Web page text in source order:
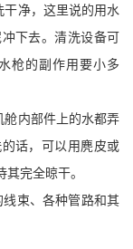
净，这里说的用水
下去。清洗设备可
枪的副作用要小多
舱内部件上的水都弄
话，可以用麂皮或
完全晾干。
线束、各种管路和其